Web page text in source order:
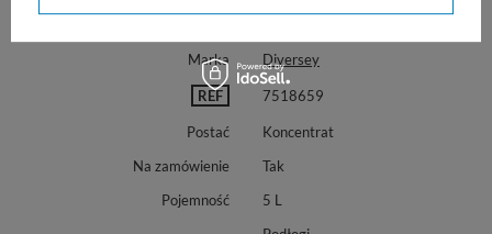
Marka Diversey
REF 7518659
Postać
Koncentrat
Na zamówienie
Tak
Pojemność
5 L